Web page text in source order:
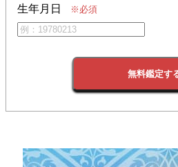
生年月日 ※必須
無料鑑定す